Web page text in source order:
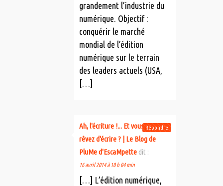
grandement l’industrie du
numérique. Objectif :
conquérir le marché
mondial de l’édition
numérique sur le terrain
des leaders actuels (USA,
[…]
Ah, l'écriture !... Et vous, vous
rêvez d'écrire ? | Le Blog de
PluMe d'EscaMpette dit :
16 avril 2014 à 10 h 04 min
[…] L’édition numérique,
Répondre